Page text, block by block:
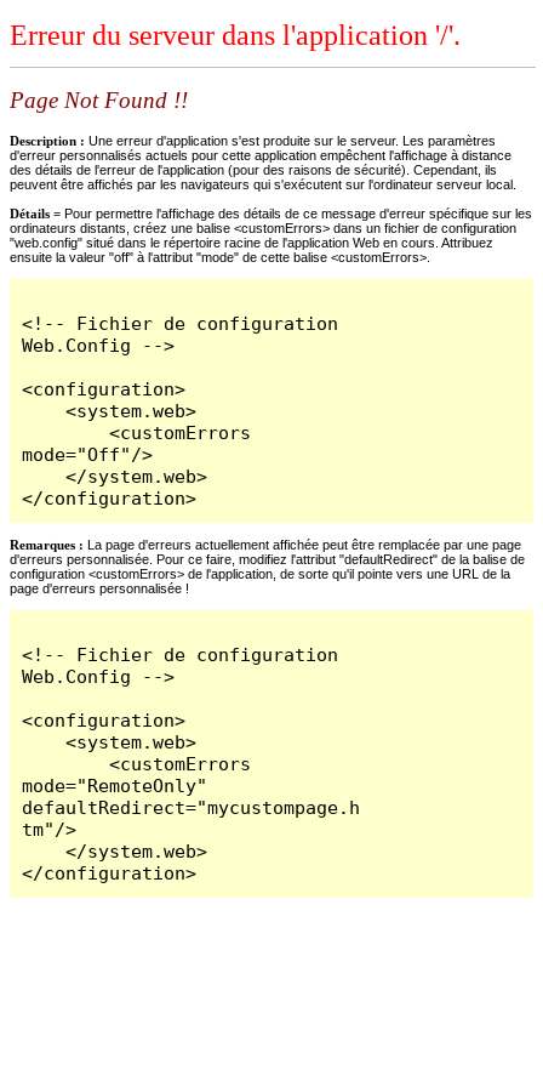
Erreur du serveur dans l'application '/'.
Page Not Found !!
Description : Une erreur d'application s'est produite sur le serveur. Les paramètres
d'erreur personnalisés actuels pour cette application empêchent l'affichage à distance
des détails de l'erreur de l'application (pour des raisons de sécurité). Cependant, ils
peuvent être affichés par les navigateurs qui s'exécutent sur l'ordinateur serveur local.
Détails = Pour permettre l'affichage des détails de ce message d'erreur spécifique sur les
ordinateurs distants, créez une balise <customErrors> dans un fichier de configuration
"web.config" situé dans le répertoire racine de l'application Web en cours. Attribuez
ensuite la valeur "off" à l'attribut "mode" de cette balise <customErrors>.
<!-- Fichier de configuration
Web.Config -->
<configuration>
    <system.web>
        <customErrors
mode="Off"/>
    </system.web>
</configuration>
Remarques : La page d'erreurs actuellement affichée peut être remplacée par une page
d'erreurs personnalisée. Pour ce faire, modifiez l'attribut "defaultRedirect" de la balise de
configuration <customErrors> de l'application, de sorte qu'il pointe vers une URL de la
page d'erreurs personnalisée !
<!-- Fichier de configuration
Web.Config -->
<configuration>
    <system.web>
        <customErrors
mode="RemoteOnly"
defaultRedirect="mycustompage.h
tm"/>
    </system.web>
</configuration>